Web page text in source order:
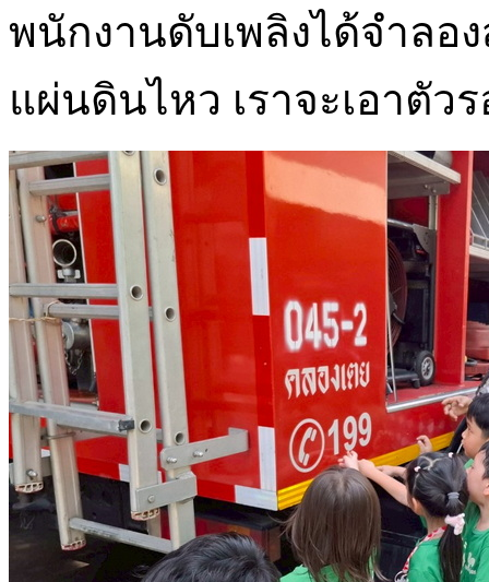
พนักงานดับเพลิงได้จำลอ
แผ่นดินไหว เราจะเอาตัว